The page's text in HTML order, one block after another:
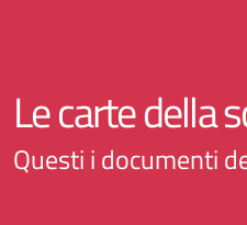
Le carte della
Questi i documenti